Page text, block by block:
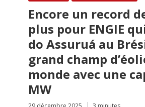
Encore un record
plus pour ENGIE
do Assuruá au
grand champ
monde avec une
MW